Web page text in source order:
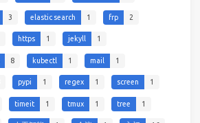
3 elastic search 1 frp 2
https 1 jekyll 1
8 kubectl 1 mail 1
pypi 1 regex 1 screen 1
timeit 1 tmux 1 tree 1